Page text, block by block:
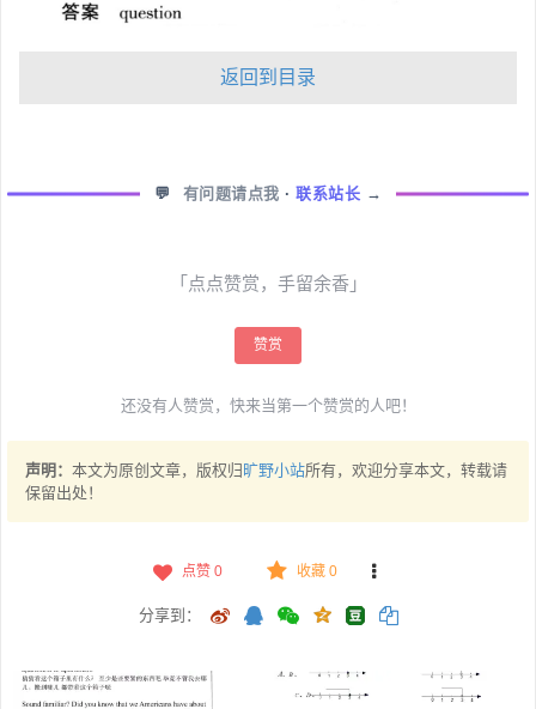
返回到目录
💬 有问题请点我 ·联系站长 →
「点点赞赏，手留余香」
赞赏
还没有人赞赏，快来当第一个赞赏的人吧！
声明： 本文为原创文章，版权归 旷野小站所有，欢迎分享本文，转载请
保留出处！
点赞 0 收藏 0
分享到：